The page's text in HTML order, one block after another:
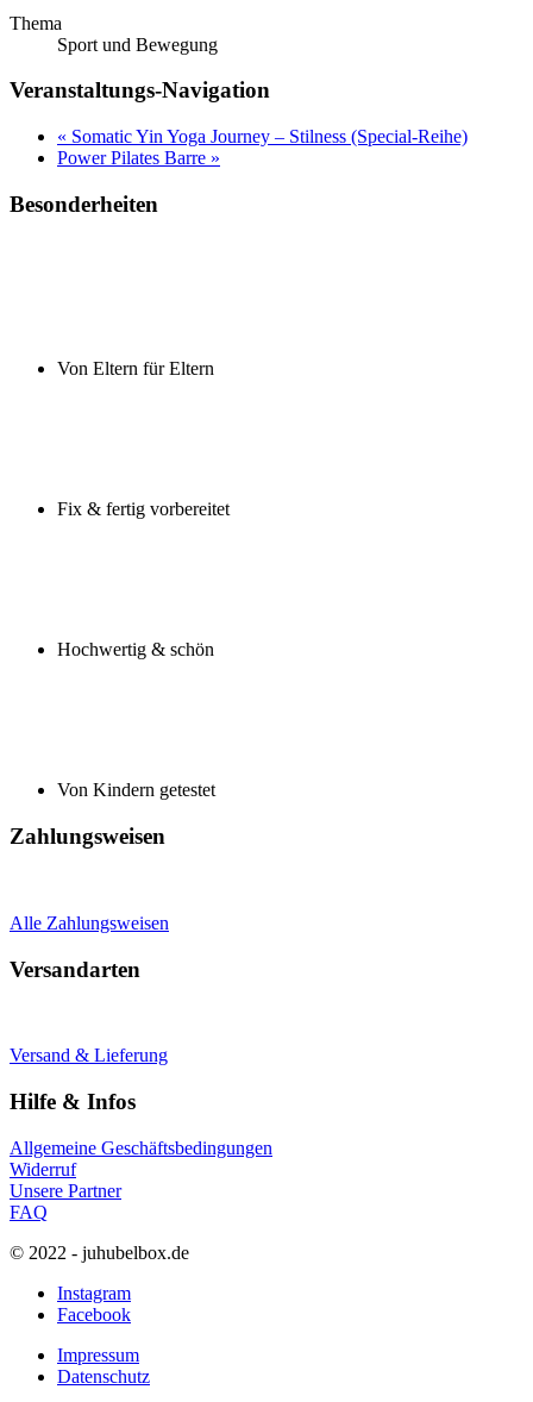
Thema
Sport und Bewegung
Veranstaltungs-Navigation
« Somatic Yin Yoga Journey – Stilness (Special-Reihe)
Power Pilates Barre »
Besonderheiten
Von Eltern für Eltern
Fix & fertig vorbereitet
Hochwertig & schön
Von Kindern getestet
Zahlungsweisen
Alle Zahlungsweisen
Versandarten
Versand & Lieferung
Hilfe & Infos
Allgemeine Geschäftsbedingungen
Widerruf
Unsere Partner
FAQ
© 2022 - juhubelbox.de
Instagram
Facebook
Impressum
Datenschutz